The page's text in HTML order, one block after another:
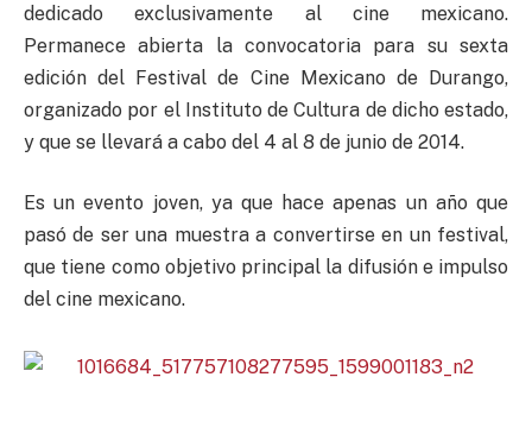
dedicado exclusivamente al cine mexicano.
Permanece abierta la convocatoria para su sexta
edición del Festival de Cine Mexicano de Durango,
organizado por el Instituto de Cultura de dicho estado,
y que se llevará a cabo del 4 al 8 de junio de 2014.
Es un evento joven, ya que hace apenas un año que
pasó de ser una muestra a convertirse en un festival,
que tiene como objetivo principal la difusión e impulso
del cine mexicano.